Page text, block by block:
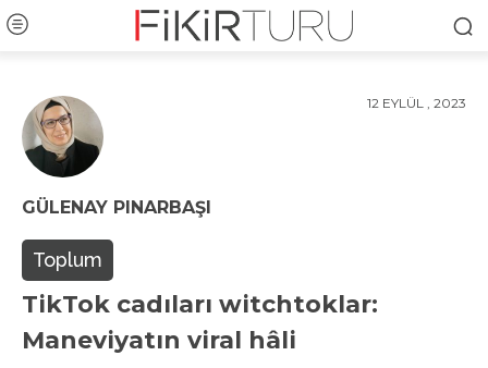
12 EYLÜL , 2023
GÜLENAY PINARBAŞI
Toplum
TikTok cadıları witchtoklar:
Maneviyatın viral hâli